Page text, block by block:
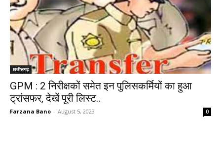
छत्तीसगढ़
GPM : 2 निरीक्षकों समेत इन पुलिसकर्मियों का हुआ
ट्रांसफर, देखें पूरी लिस्ट..
Farzana Bano - August 5, 2023 0